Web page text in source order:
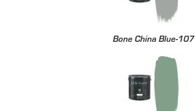
Bone China Blue-107